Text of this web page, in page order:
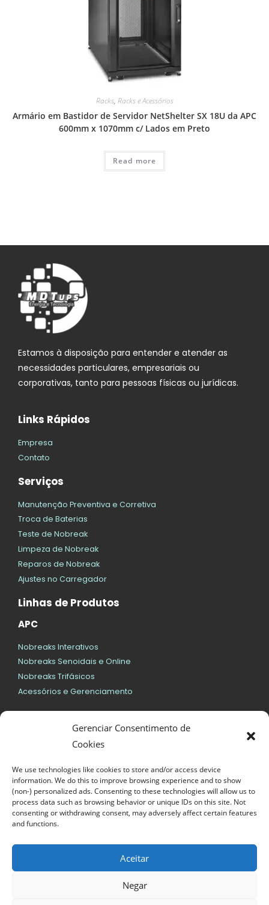
Gerenciar Consentimento de
Cookies
We use technologies like cookies to store and/or access device
information. We do this to improve browsing experience and to show
(non-) personalized ads. Consenting to these technologies will allow us to
process data such as browsing behavior or unique IDs on this site. Not
consenting or withdrawing consent, may adversely affect certain features
and functions.
Aceitar
Negar
Racks, Racks e Acessórios
Armário em Bastidor de Servidor NetShelter SX 18U da APC
600mm x 1070mm c/ Lados em Preto
Read more
Estamos à disposição para entender e atender as
necessidades particulares, empresariais ou
corporativas, tanto para pessoas físicas ou jurídicas.
Links Rápidos
Empresa
Contato
Serviços
Manutenção Preventiva e Corretiva
Troca de Baterias
Teste de Nobreak
Limpeza de Nobreak
Reparos de Nobreak
Ajustes no Carregador
Linhas de Produtos
APC
Nobreaks Interativos
Nobreaks Senoidais e Online
Nobreaks Trifásicos
Acessórios e Gerenciamento
SMS
Geral
Bateria para Nobreaks
Nobreaks Vertiv/Emerson
Nobreaks DELTA
Nobreaks EATON
Servidores, Notebooks e Desktops
vendas@mdtups.com.br